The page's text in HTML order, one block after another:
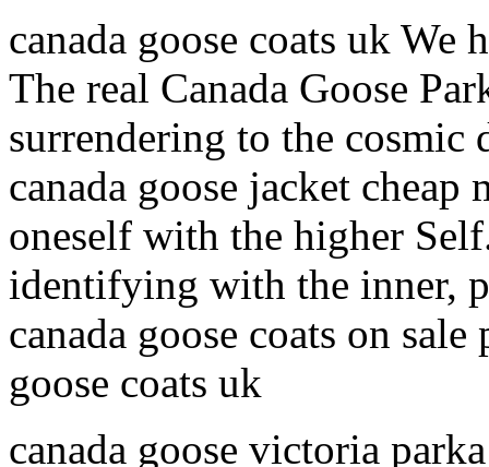
canada goose coats uk We
The real Canada Goose
surrendering to the
canada goose jacket
oneself with the higher
identifying with the inner,
canada goose coats on
goose coats uk
canada goose victoria